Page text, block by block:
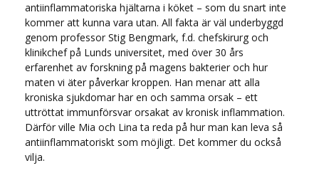
antiinflammatoriska hjältarna i köket – som du snart inte
kommer att kunna vara utan. All fakta är väl underbyggd
genom professor Stig Bengmark, f.d. chefskirurg och
klinikchef på Lunds universitet, med över 30 års
erfarenhet av forskning på magens bakterier och hur
maten vi äter påverkar kroppen. Han menar att alla
kroniska sjukdomar har en och samma orsak – ett
uttröttat immunförsvar orsakat av kronisk inflammation.
Därför ville Mia och Lina ta reda på hur man kan leva så
antiinflammatoriskt som möjligt. Det kommer du också
vilja.